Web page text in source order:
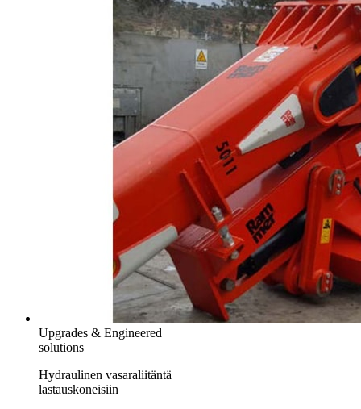
Upgrades & Engineered
solutions
Hydraulinen vasaraliitäntä
lastauskoneisiin